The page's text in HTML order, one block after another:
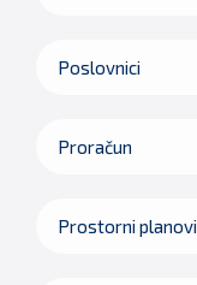
Poslovnici
Proračun
Prostorni planovi